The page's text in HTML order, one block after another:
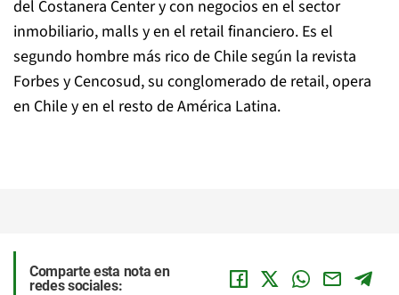
del Costanera Center y con negocios en el sector
inmobiliario, malls y en el retail financiero. Es el
segundo hombre más rico de Chile según la revista
Forbes y Cencosud, su conglomerado de retail, opera
en Chile y en el resto de América Latina.
Comparte esta nota en
redes sociales: